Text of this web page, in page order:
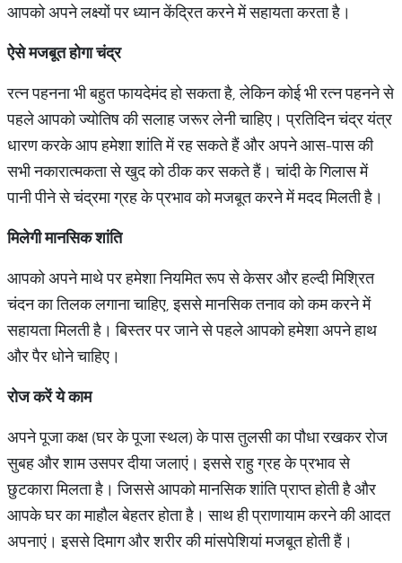
आपको अपने लक्ष्यों पर ध्यान केंद्रित करने में सहायता करता है।
ऐसे मजबूत होगा चंद्र
रत्न पहनना भी बहुत फायदेमंद हो सकता है, लेकिन कोई भी रत्न पहनने से
पहले आपको ज्योतिष की सलाह जरूर लेनी चाहिए। प्रतिदिन चंद्र यंत्र
धारण करके आप हमेशा शांति में रह सकते हैं और अपने आस-पास की
सभी नकारात्मकता से खुद को ठीक कर सकते हैं। चांदी के गिलास में
पानी पीने से चंद्रमा ग्रह के प्रभाव को मजबूत करने में मदद मिलती है।
मिलेगी मानसिक शांति
आपको अपने माथे पर हमेशा नियमित रूप से केसर और हल्दी मिश्रित
चंदन का तिलक लगाना चाहिए, इससे मानसिक तनाव को कम करने में
सहायता मिलती है। बिस्तर पर जाने से पहले आपको हमेशा अपने हाथ
और पैर धोने चाहिए।
रोज करें ये काम
अपने पूजा कक्ष (घर के पूजा स्थल) के पास तुलसी का पौधा रखकर रोज
सुबह और शाम उसपर दीया जलाएं। इससे राहु ग्रह के प्रभाव से
छुटकारा मिलता है। जिससे आपको मानसिक शांति प्राप्त होती है और
आपके घर का माहौल बेहतर होता है। साथ ही प्राणायाम करने की आदत
अपनाएं। इससे दिमाग और शरीर की मांसपेशियां मजबूत होती हैं।